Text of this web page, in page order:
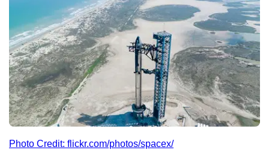
Photo Credit: flickr.com/photos/spacex/